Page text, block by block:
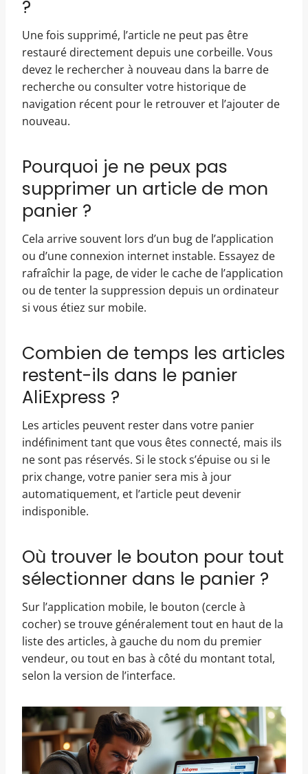
?
Une fois supprimé, l’article ne peut pas être
restauré directement depuis une corbeille. Vous
devez le rechercher à nouveau dans la barre de
recherche ou consulter votre historique de
navigation récent pour le retrouver et l’ajouter de
nouveau.
Pourquoi je ne peux pas
supprimer un article de mon
panier ?
Cela arrive souvent lors d’un bug de l’application
ou d’une connexion internet instable. Essayez de
rafraîchir la page, de vider le cache de l’application
ou de tenter la suppression depuis un ordinateur
si vous étiez sur mobile.
Combien de temps les articles
restent-ils dans le panier
AliExpress ?
Les articles peuvent rester dans votre panier
indéfiniment tant que vous êtes connecté, mais ils
ne sont pas réservés. Si le stock s’épuise ou si le
prix change, votre panier sera mis à jour
automatiquement, et l’article peut devenir
indisponible.
Où trouver le bouton pour tout
sélectionner dans le panier ?
Sur l’application mobile, le bouton (cercle à
cocher) se trouve généralement tout en haut de la
liste des articles, à gauche du nom du premier
vendeur, ou tout en bas à côté du montant total,
selon la version de l’interface.